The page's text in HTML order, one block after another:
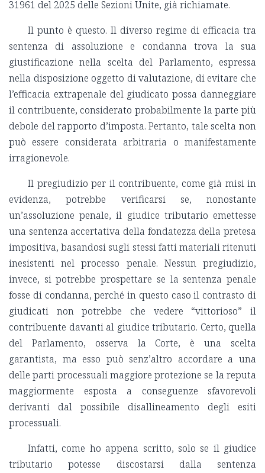
31961 del 2025 delle Sezioni Unite, già richiamate.
Il punto è questo. Il diverso regime di efficacia tra
sentenza di assoluzione e condanna trova la sua
giustificazione nella scelta del Parlamento, espressa
nella disposizione oggetto di valutazione, di evitare che
l’efficacia extrapenale del giudicato possa danneggiare
il contribuente, considerato probabilmente la parte più
debole del rapporto d’imposta. Pertanto, tale scelta non
può essere considerata arbitraria o manifestamente
irragionevole.
Il pregiudizio per il contribuente, come già misi in
evidenza, potrebbe verificarsi se, nonostante
un’assoluzione penale, il giudice tributario emettesse
una sentenza accertativa della fondatezza della pretesa
impositiva, basandosi sugli stessi fatti materiali ritenuti
inesistenti nel processo penale. Nessun pregiudizio,
invece, si potrebbe prospettare se la sentenza penale
fosse di condanna, perché in questo caso il contrasto di
giudicati non potrebbe che vedere “vittorioso” il
contribuente davanti al giudice tributario. Certo, quella
del Parlamento, osserva la Corte, è una scelta
garantista, ma esso può senz’altro accordare a una
delle parti processuali maggiore protezione se la reputa
maggiormente esposta a conseguenze sfavorevoli
derivanti dal possibile disallineamento degli esiti
processuali.
Infatti, come ho appena scritto, solo se il giudice
tributario potesse discostarsi dalla sentenza